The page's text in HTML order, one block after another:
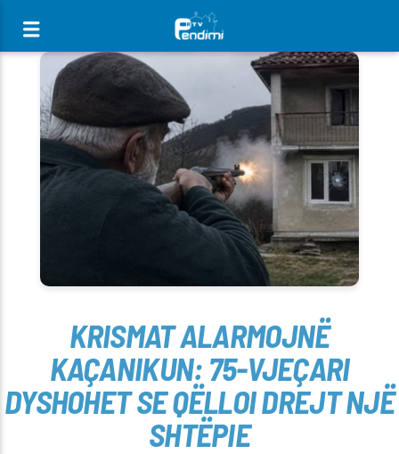
[There are no radio stations in the database]
KRISMAT ALARMOJNË
KAÇANIKUN: 75-VJEÇARI
DYSHOHET SE QËLLOI DREJT NJË
SHTËPIE